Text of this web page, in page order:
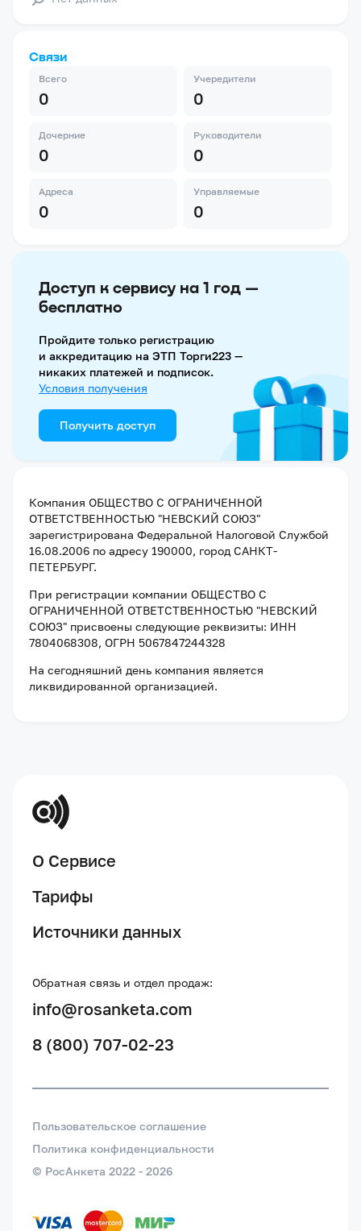
Связи
Всего
0
Учередители
0
Дочерние
0
Руководители
0
Адреса
0
Управляемые
0
Доступ к сервису на 1 год —
бесплатно
Пройдите только регистрацию
и аккредитацию на ЭТП Торги223 —
никаких платежей и подписок.
Условия получения
Получить доступ
Компания ОБЩЕСТВО С ОГРАНИЧЕННОЙ
ОТВЕТСТВЕННОСТЬЮ "НЕВСКИЙ СОЮЗ"
зарегистрирована Федеральной Налоговой Службой
16.08.2006 по адресу 190000, город САНКТ-
ПЕТЕРБУРГ.
При регистрации компании ОБЩЕСТВО С
ОГРАНИЧЕННОЙ ОТВЕТСТВЕННОСТЬЮ "НЕВСКИЙ
СОЮЗ" присвоены следующие реквизиты: ИНН
7804068308, ОГРН 5067847244328
На сегодняшний день компания является
ликвидированной организацией.
О Сервисе
Тарифы
Источники данных
Обратная связь и отдел продаж:
info@rosanketa.com
8 (800) 707-02-23
Пользовательское соглашение
Политика конфиденциальности
© РосАнкета 2022 - 2026